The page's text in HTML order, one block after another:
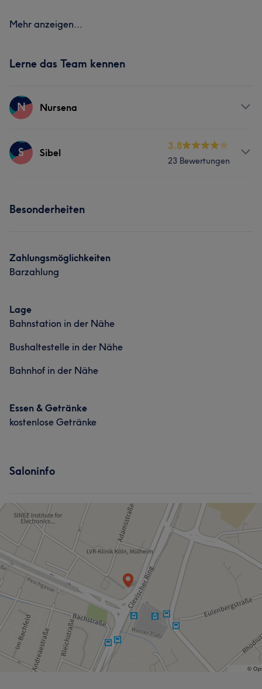
Mehr anzeigen...
Lerne das Team kennen
N Nursena
Services
S Sibel
3.8
23 Bewertungen
Kosmetische Zahnmedizin
Besonderheiten
Zahlungsmöglichkeiten
Barzahlung
Lage
Bahnstation in der Nähe
Bushaltestelle in der Nähe
Bahnhof in der Nähe
Essen & Getränke
kostenlose Getränke
Saloninfo